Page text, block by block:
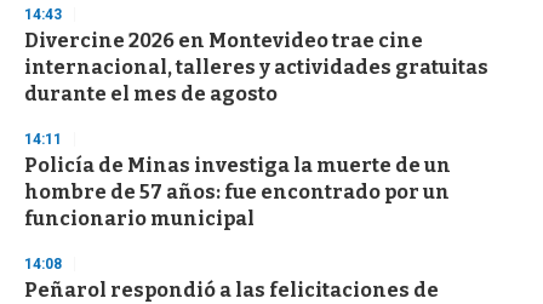
s
e
c
o
n
14:43
Divercine 2026 en Montevideo trae cine
internacional, talleres y actividades gratuitas
durante el mes de agosto
14:11
Policía de Minas investiga la muerte de un
hombre de 57 años: fue encontrado por un
funcionario municipal
14:08
Peñarol respondió a las felicitaciones de